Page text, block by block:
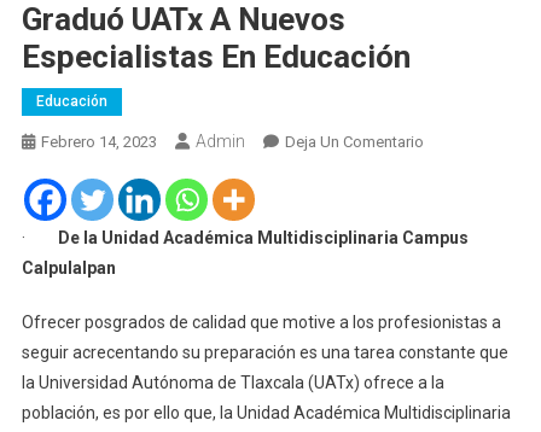
Graduó UATx A Nuevos
Especialistas En Educación
Educación
Febrero 14, 2023 Admin Deja Un ComentarioEn
Nuevos
·
De la Unidad Académica Multidisciplinaria Campus
Calpulalpan
Ofrecer posgrados de calidad que motive a los profesionistas a
seguir acrecentando su preparación es una tarea constante que
la Universidad Autónoma de Tlaxcala (UATx) ofrece a la
población, es por ello que, la Unidad Académica Multidisciplinaria